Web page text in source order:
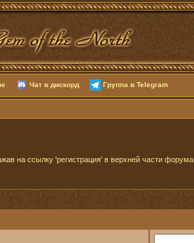
Чат в дискорд Группа в Telegram
на ссылку 'регистрация' в верхней части форума